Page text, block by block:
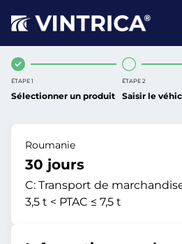
ÉTAPE 1
Sélectionner un produit
ÉTAPE 2
Saisir le
Roumanie
30 jours
C: Transport de
3,5 t < PTAC ≤ 7,5 t